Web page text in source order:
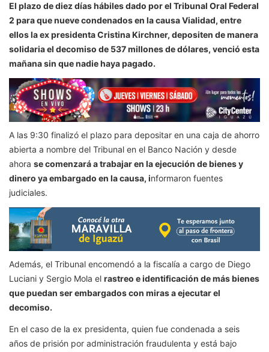
El plazo de diez días hábiles dado por el Tribunal Oral Federal
2 para que nueve condenados en la causa Vialidad, entre
ellos la ex presidenta Cristina Kirchner, depositen de manera
solidaria el decomiso de 537 millones de dólares, venció esta
mañana sin que nadie haya pagado.
A las 9:30 finalizó el plazo para depositar en una caja de ahorro
abierta a nombre del Tribunal en el Banco Nación y desde
ahora se comenzará a trabajar en la ejecución de bienes y
dinero ya embargado en la causa, informaron fuentes
judiciales.
Además, el Tribunal encomendó a la fiscalía a cargo de Diego
Luciani y Sergio Mola el rastreo e identificación de más bienes
que puedan ser embargados con miras a ejecutar el
decomiso.
En el caso de la ex presidenta, quien fue condenada a seis
años de prisión por administración fraudulenta y está bajo